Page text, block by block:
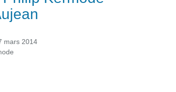
mars 2014